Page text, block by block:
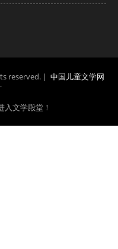
reserved. | 中国儿童文学网
文学殿堂！